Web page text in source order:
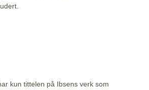
kun tittelen på Ibsens verk som